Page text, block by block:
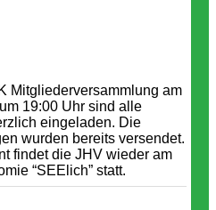
Mitgliederversammlung am
19:00 Uhr sind alle
eingeladen. Die
wurden bereits versendet.
findet die JHV wieder am
“SEElich” statt.